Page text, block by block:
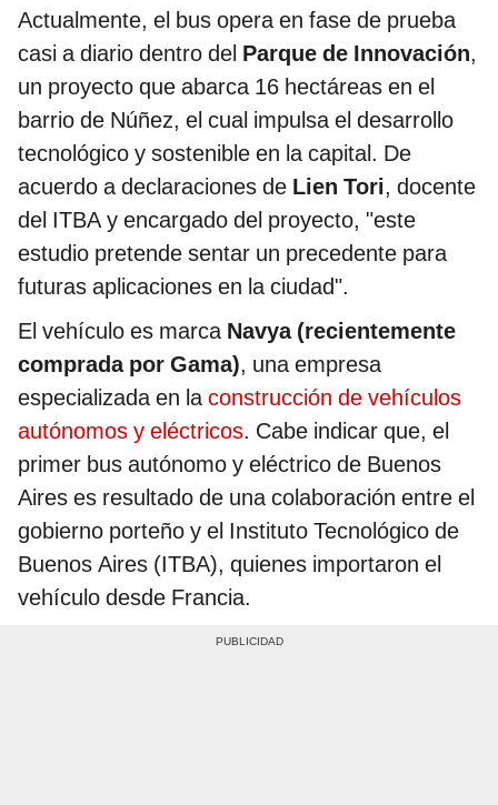
Actualmente, el bus opera en fase de prueba
casi a diario dentro del Parque de Innovación,
un proyecto que abarca 16 hectáreas en el
barrio de Núñez, el cual impulsa el desarrollo
tecnológico y sostenible en la capital. De
acuerdo a declaraciones de Lien Tori, docente
del ITBA y encargado del proyecto, "este
estudio pretende sentar un precedente para
futuras aplicaciones en la ciudad".
El vehículo es marca Navya (recientemente
comprada por Gama), una empresa
especializada en laconstrucción de vehículos
autónomos y eléctricos. Cabe indicar que, el
primer bus autónomo y eléctrico de Buenos
Aires es resultado de una colaboración entre el
gobierno porteño y el Instituto Tecnológico de
Buenos Aires (ITBA), quienes importaron el
vehículo desde Francia.